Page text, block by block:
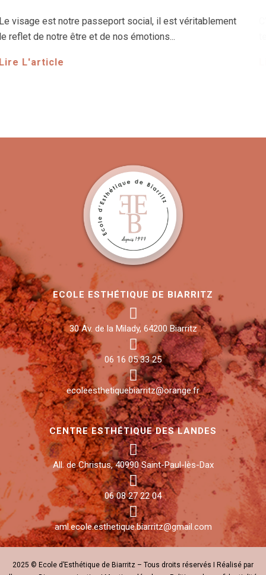
C’est le module de base pour l’apprentissage des
techniques de bien-être...
Lire L'article
ECOLE ESTHÉTIQUE DE BIARRITZ
30 Av. de la Milady, 64200 Biarritz
06 16 05 33 25
ecoleesthetiquebiarritz@orange.fr
CENTRE ESTHÉTIQUE DES LANDES
All. de Christus, 40990 Saint-Paul-lès-Dax
06 08 27 22 04
aml.ecole.esthetique.biarritz@gmail.com
2025 © Ecole d’Esthétique de Biarritz – Tous droits réservés I Réalisé par